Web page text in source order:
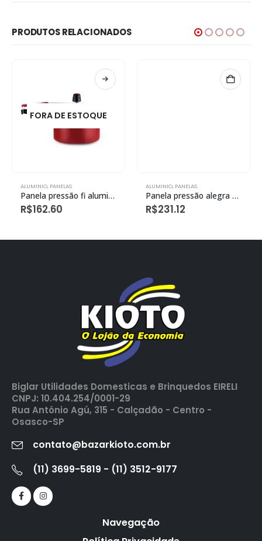
PRODUTOS RELACIONADOS
FORA DE ESTOQUE
ALUMINIO, PANELAS
Panela pressão fi aluminio 4,5l antiaderente vermelho
R$162.60
ALUMINIO, PANELAS
Panela pressão alegra 4,5l antiaderente cinza
R$231.12
Biglar Utilidades Domesticas e Brinquedos EIRELI
CNPJ: 10.404.254/0001-29
Rua Antônio Agú, 315 - Calçadão - Centro -
Osasco-SP
contato@bazarkioto.com.br
(11) 3699-5819 - (11) 3512-9177
Navegação